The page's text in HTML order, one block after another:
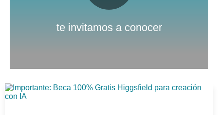
te invitamos a conocer